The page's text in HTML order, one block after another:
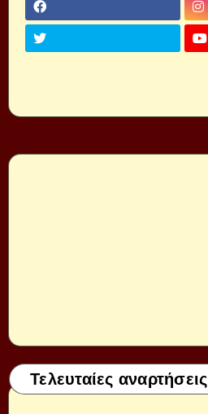
Τελευταίες αναρτήσεις